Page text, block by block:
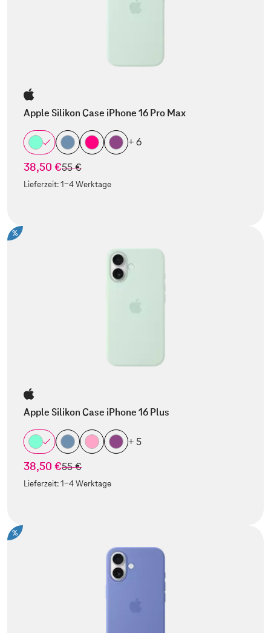
Apple Silikon Case iPhone 16 Pro Max
+ 6
38,50 €statt
55 €
Lieferzeit:1-4 Werktage
%
Apple Silikon Case iPhone 16 Plus
+ 5
38,50 €statt
55 €
Lieferzeit:1-4 Werktage
%